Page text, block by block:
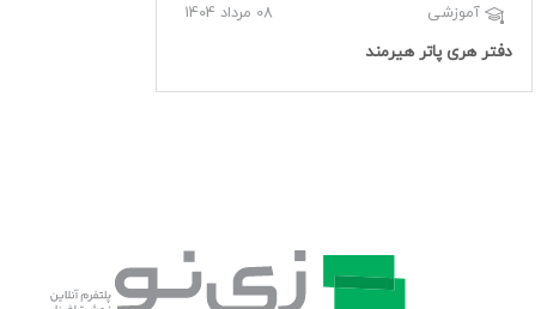
آموزشی 08 مرداد 1404
دفتر هری پاتر هیرمند